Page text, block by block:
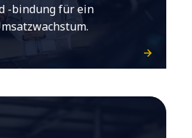
-bindung für ein